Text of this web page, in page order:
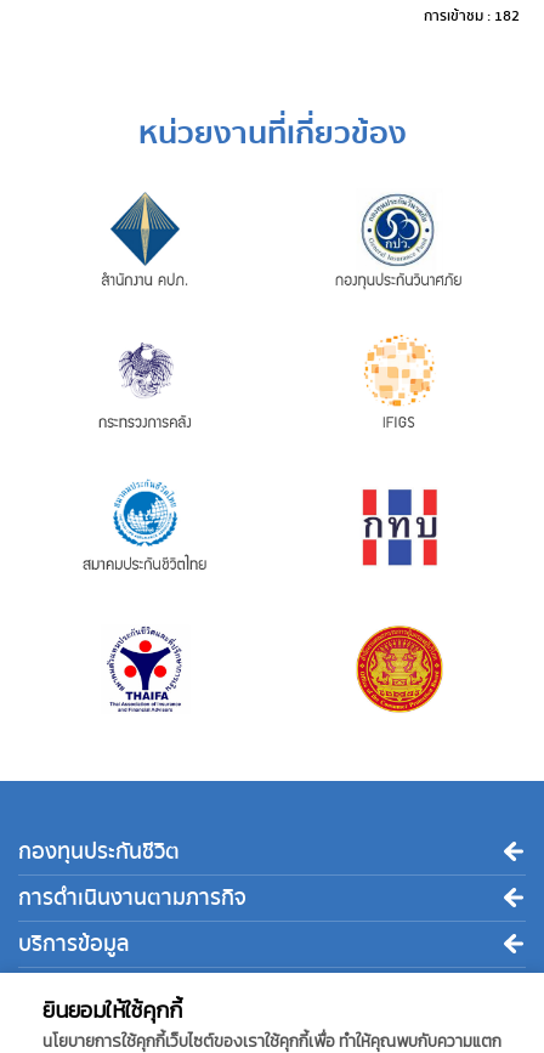
การเข้าชม : 182
หน่วยงานที่เกี่ยวข้อง
ยินยอมให้ใช้คุกกี้
นโยบายการใช้คุกกี้เว็บไซต์ของเราใช้คุกกี้เพื่อ ทำให้คุณพบกับความแตก
กองทุนประกันชีวิต
การดำเนินงานตามภารกิจ
บริการข้อมูล